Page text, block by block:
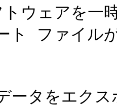
ウェアを一
ト ファイル
ータをエク